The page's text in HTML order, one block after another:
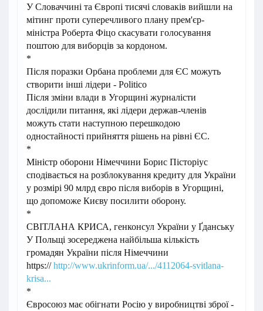
У Словаччині та Європі тисячі словаків вийшли на
мітинг проти суперечливого плану прем'єр-
міністра Роберта Фіцо скасувати голосування
поштою для виборців за кордоном.
*
Після поразки Орбана проблеми для ЄС можуть
створити інші лідери - Politico
Після зміни влади в Угорщині журналісти
дослідили питання, які лідери держав-членів
можуть стати наступною перешкодою
одностайності прийняття рішень на рівні ЄС.
*
Міністр оборони Німеччини Борис Пісторіус
сподівається на розблокування кредиту для України
у розмірі 90 млрд євро після виборів в Угорщині,
що допоможе Києву посилити оборону.
*
СВІТЛАНА КРИСА, генконсул України у Ґданську
У Польщі зосереджена найбільша кількість
громадян України після Німеччини
https://http://www.ukrinform.ua/.../4112064-svitlana-
krisa...
*
Євросоюз має обігнати Росію у виробництві зброї -